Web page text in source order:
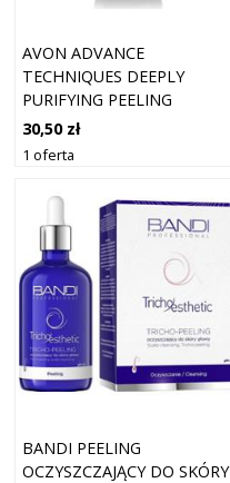
AVON ADVANCE
TECHNIQUES DEEPLY
PURIFYING PEELING
GŁĘBOKO OCZYSZCZAJĄCY
DO WŁOSÓW
30,50 zł
1 oferta
BANDI PEELING
OCZYSZCZAJĄCY DO SKÓRY